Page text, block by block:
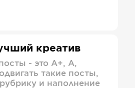
креатив
- это А+, А,
такие посты,
и наполнение